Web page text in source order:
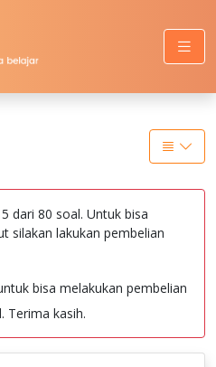
dari 80 soal. Untuk bisa
silakan lakukan pembelian
bisa melakukan pembelian
Terima kasih.